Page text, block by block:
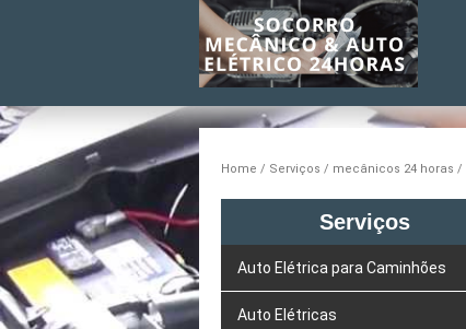
Home Serviços mecânicos 24 horas
Serviços
Auto Elétrica para Caminhões
Auto Elétricas